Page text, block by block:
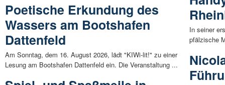
Poetische Erkundung des
Wassers am Bootshafen
Dattenfeld
Am Sonntag, dem 16. August 2026, lädt "KIWi-lit!" zu einer
Lesung am Bootshafen Dattenfeld ein. Die Veranstaltung ...
In seiner
pfälzische